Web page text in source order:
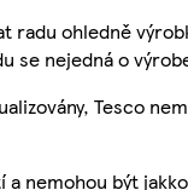
radu ohledně
se nejedná o
Tesco
nemohou být